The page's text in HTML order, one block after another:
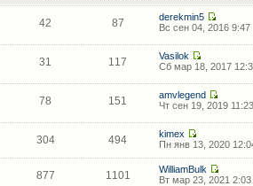
42 87
derekmin5
Вс сен 04, 2016 9:47
31 117
Vasilok
Сб мар 18, 2017
78 151
amvlegend
Чт сен 19, 2019
304 494
kimex
Пн янв 13, 2020
877 1101
WilliamBulk
Вт мар 23, 2021 2:03